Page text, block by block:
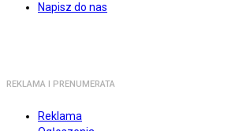
Napisz do nas
REKLAMA I PRENUMERATA
Reklama